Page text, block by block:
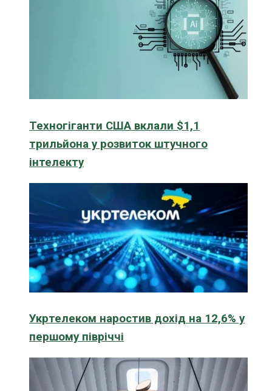
Техногіганти США вклали $1,1
трильйона у розвиток штучного
інтелекту
Укртелеком наростив дохід на 12,6% у
першому півріччі